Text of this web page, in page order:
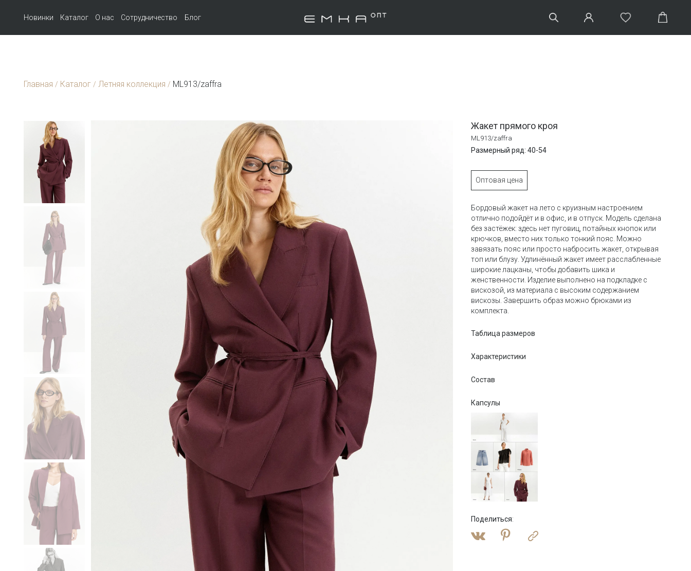
Новинки Каталог О нас Сотрудничество Блог
Главная / Каталог / Летняя коллекция / ML913/zaffra
Жакет прямого кроя
ML913/zaffra
Размерный ряд: 40-54
Оптовая цена
Бордовый жакет на лето с круизным настроением
отлично подойдёт и в офис, и в отпуск. Модель сделана
без застёжек: здесь нет пуговиц, потайных кнопок или
крючков, вместо них только тонкий пояс. Можно
завязать пояс или просто набросить жакет, открывая
топ или блузу. Удлинённый жакет имеет расслабленные
широкие лацканы, чтобы добавить шика и
женственности. Изделие выполнено на подкладке с
вискозой, из материала с высоким содержанием
вискозы. Завершить образ можно брюками из
комплекта.
Таблица размеров
Характеристики
Состав
Капсулы
Поделиться: